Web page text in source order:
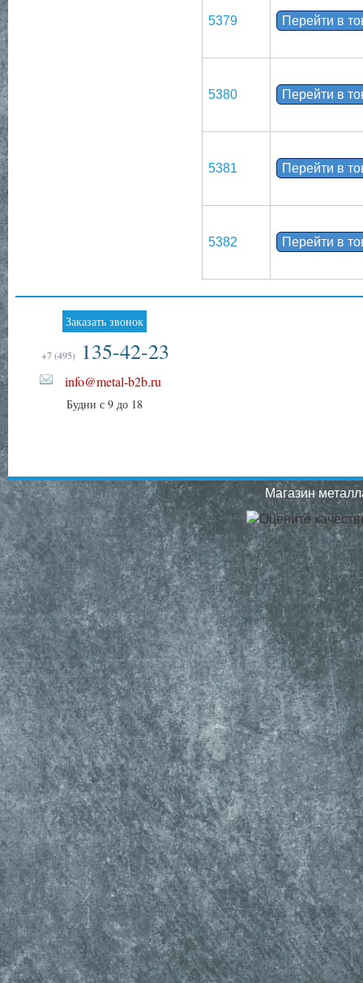
5379 Перейти в
5380 Перейти в
5381 Перейти в
5382 Перейти в
Заказать звонок
+7 (495) 135-42-23
info@metal-b2b.ru
Будни с 9 до 18
Магазин